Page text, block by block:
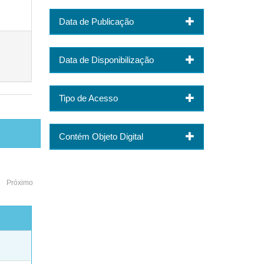
Próximo
Data de Publicação
Data de Disponibilização
Tipo de Acesso
Contém Objeto Digital